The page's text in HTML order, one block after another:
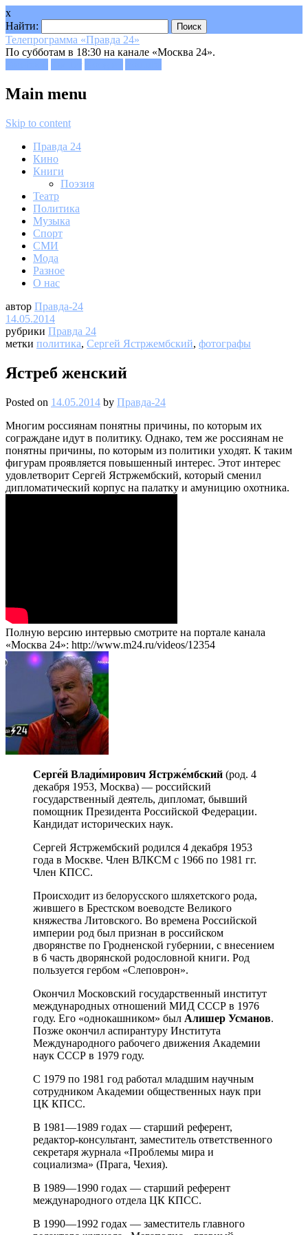
x
Найти:
Телепрограмма «Правда 24»
По субботам в 18:30 на канале «Москва 24».
Main menu
Skip to content
Правда 24
Кино
Книги
Поэзия
Театр
Политика
Музыка
Спорт
СМИ
Мода
Разное
О нас
автор Правда-24
14.05.2014
рубрики Правда 24
метки политика, Сергей Ястржембский, фотографы
Ястреб женский
Posted on 14.05.2014 by Правда-24
Многим россиянам понятны причины, по которым их
сограждане идут в политику. Однако, тем же россиянам не
понятны причины, по которым из политики уходят. К таким
фигурам проявляется повышенный интерес. Этот интерес
удовлетворит Сергей Ястржембский, который сменил
дипломатический корпус на палатку и амуницию охотника.
Полную версию интервью смотрите на портале канала
«Москва 24»: http://www.m24.ru/videos/12354
Серге́й Влади́мирович Ястрже́мбский (род. 4
декабря 1953, Москва) — российский
государственный деятель, дипломат, бывший
помощник Президента Российской Федерации.
Кандидат исторических наук.
Сергей Ястржембский родился 4 декабря 1953
года в Москве. Член ВЛКСМ с 1966 по 1981 гг.
Член КПСС.
Происходит из белорусского шляхетского рода,
жившего в Брестском воеводсте Великого
княжества Литовского. Во времена Российской
империи род был признан в российском
дворянстве по Гродненской губернии, с внесением
в 6 часть дворянской родословной книги. Род
пользуется гербом «Слеповрон».
Окончил Московский государственный институт
международных отношений МИД СССР в 1976
году. Его «однокашником» был Алишер Усманов.
Позже окончил аспирантуру Института
Международного рабочего движения Академии
наук СССР в 1979 году.
С 1979 по 1981 год работал младшим научным
сотрудником Академии общественных наук при
ЦК КПСС.
В 1981—1989 годах — старший референт,
редактор-консультант, заместитель ответственного
секретаря журнала «Проблемы мира и
социализма» (Прага, Чехия).
В 1989—1990 годах — старший референт
международного отдела ЦК КПСС.
В 1990—1992 годах — заместитель главного